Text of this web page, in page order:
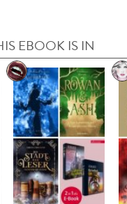
EBOOK IS IN